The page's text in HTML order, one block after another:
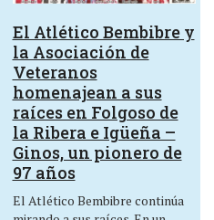
El Atlético Bembibre y
la Asociación de
Veteranos
homenajean a sus
raíces en Folgoso de
la Ribera e Igüeña –
Ginos, un pionero de
97 años
El Atlético Bembibre continúa